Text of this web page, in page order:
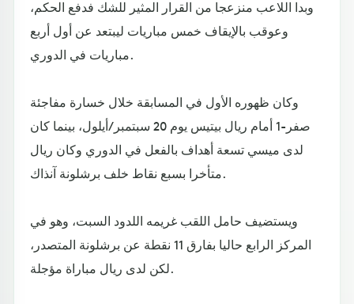
وبدا اللاعب منزعجا من القرار المثير للشك فدفع الحكم،
وعوقب بالإيقاف خمس مباريات ليبتعد عن أول أربع
مباريات في الدوري.
وكان ظهوره الأول في المسابقة خلال خسارة مفاجئة
صفر-1 أمام ريال بيتيس يوم 20 سبتمبر/أيلول، بينما كان
لدى ميسي تسعة أهداف بالفعل في الدوري وكان ريال
متأخرا بسبع نقاط خلف برشلونة آنذاك.
ويستضيف حامل اللقب غريمه اللدود السبت، وهو في
المركز الرابع حاليا بفارق 11 نقطة عن برشلونة المتصدر،
لكن لدى ريال مباراة مؤجلة.